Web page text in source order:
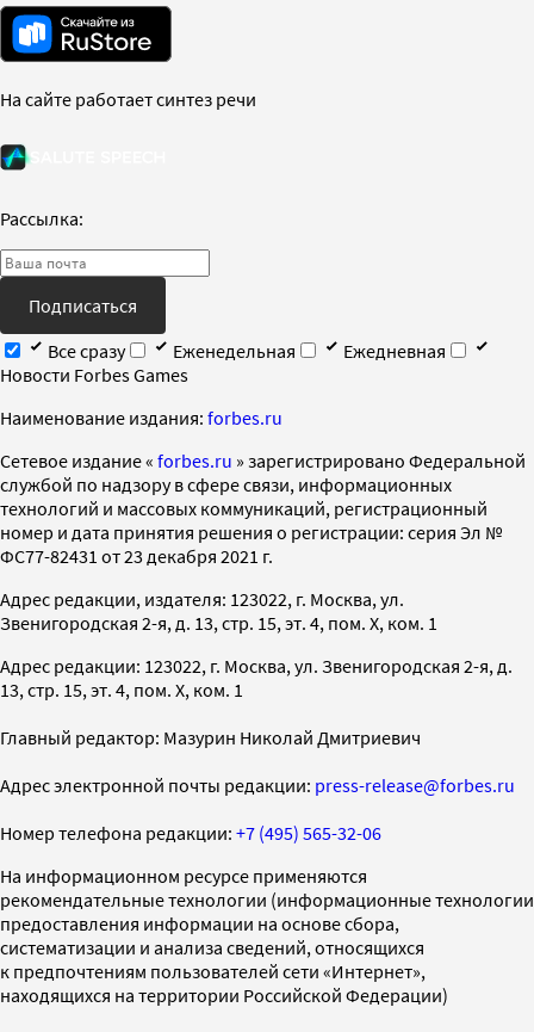
На сайте работает синтез речи
Рассылка:
Подписаться
Все сразу
Еженедельная
Ежедневная
Новости Forbes Games
Наименование издания: forbes.ru
Cетевое издание « forbes.ru » зарегистрировано Федеральной
службой по надзору в сфере связи, информационных
технологий и массовых коммуникаций, регистрационный
номер и дата принятия решения о регистрации: серия Эл №
ФС77-82431 от 23 декабря 2021 г.
Адрес редакции, издателя: 123022, г. Москва, ул.
Звенигородская 2-я, д. 13, стр. 15, эт. 4, пом. X, ком. 1
Адрес редакции: 123022, г. Москва, ул. Звенигородская 2-я, д.
13, стр. 15, эт. 4, пом. X, ком. 1
Главный редактор: Мазурин Николай Дмитриевич
Адрес электронной почты редакции: press-release@forbes.ru
Номер телефона редакции: +7 (495) 565-32-06
На информационном ресурсе применяются
рекомендательные технологии (информационные технологии
предоставления информации на основе сбора,
систематизации и анализа сведений, относящихся
к предпочтениям пользователей сети «Интернет»,
находящихся на территории Российской Федерации)